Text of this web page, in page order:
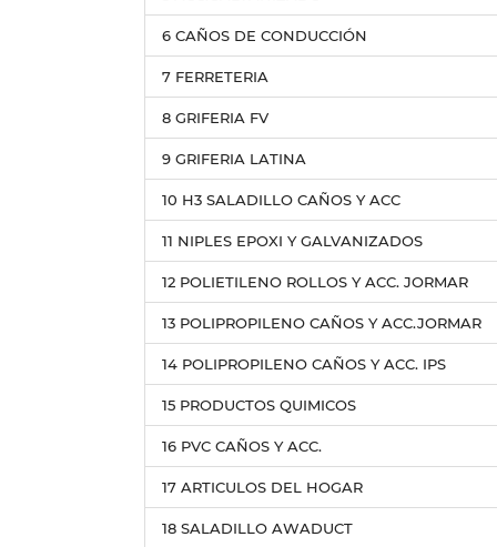
6 CAÑOS DE CONDUCCIÓN
7 FERRETERIA
8 GRIFERIA FV
9 GRIFERIA LATINA
10 H3 SALADILLO CAÑOS Y ACC
11 NIPLES EPOXI Y GALVANIZADOS
12 POLIETILENO ROLLOS Y ACC. JORMAR
13 POLIPROPILENO CAÑOS Y ACC.JORMAR
14 POLIPROPILENO CAÑOS Y ACC. IPS
15 PRODUCTOS QUIMICOS
16 PVC CAÑOS Y ACC.
17 ARTICULOS DEL HOGAR
18 SALADILLO AWADUCT